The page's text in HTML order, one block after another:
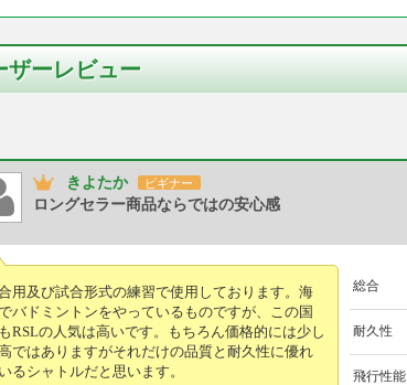
ザーレビュー
きよたか ビギナー
ロングセラー商品ならではの安心感
用及び試合形式の練習で使用しております。海
バドミントンをやっているものですが、この国
RSLの人気は高いです。もちろん価格的には少し
ではありますがそれだけの品質と耐久性に優れ
るシャトルだと思います。
総合
耐久性
飛行性能